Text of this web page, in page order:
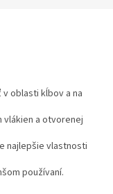
oblasti kĺbov a na
vlákien a otvorenej
najlepšie vlastnosti
používaní.